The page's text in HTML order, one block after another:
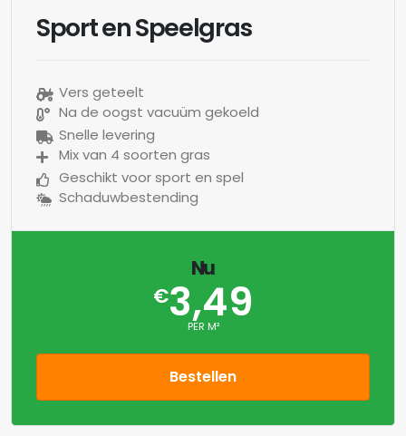
Sport en Speelgras
Vers geteelt
Na de oogst vacuüm gekoeld
Snelle levering
Mix van 4 soorten gras
Geschikt voor sport en spel
Schaduwbestending
Nu
€3,49
PER M²
Bestellen